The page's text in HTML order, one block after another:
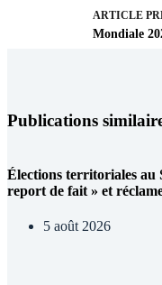
ARTICLE
Mondiale
Publications
Élections territoriales au
report de fait » et
5 août 2026